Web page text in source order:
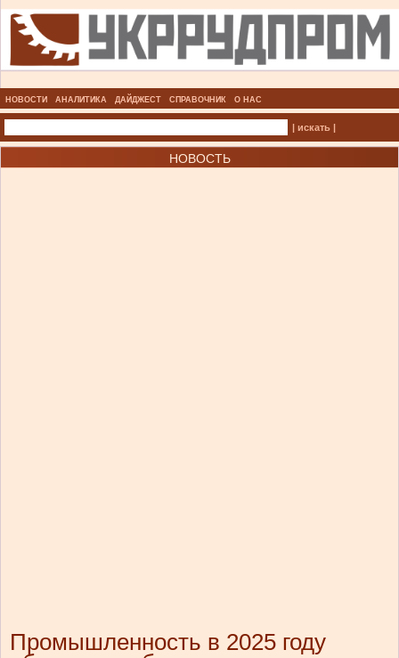
НОВОСТИ АНАЛИТИКА ДАЙДЖЕСТ СПРАВОЧНИК О НАС
| искать |
НОВОСТЬ
Промышленность в 2025 году